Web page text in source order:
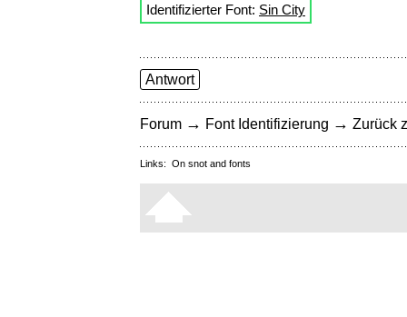
Identifizierter Font: Sin City
Antwort
Forum → Font Identifizierung → Zurück
Links: On snot and fonts